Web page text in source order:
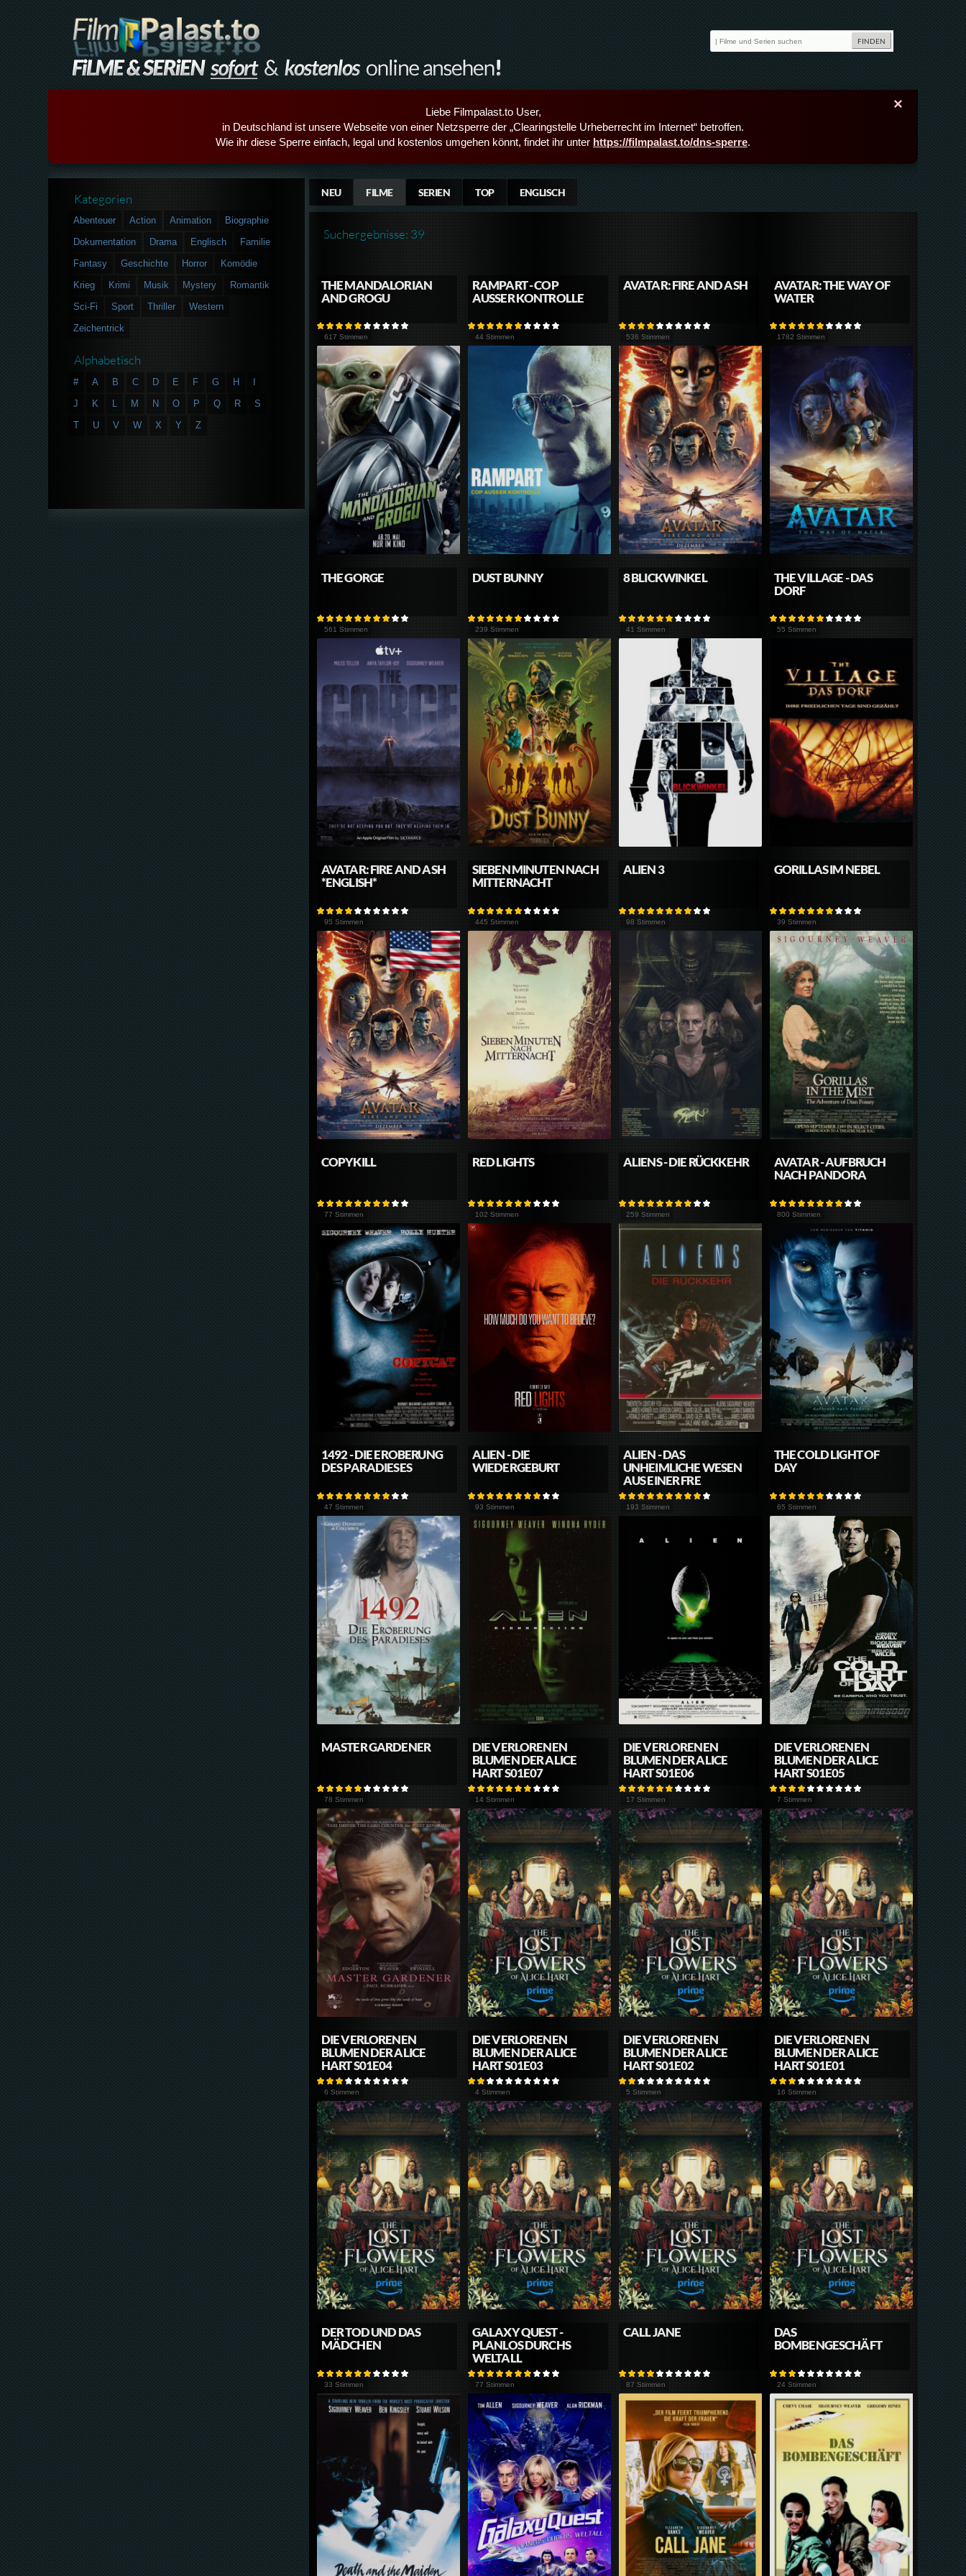
×
Liebe Filmpalast.to User,
in Deutschland ist unsere Webseite von einer Netzsperre der „Clearingstelle Urheberrecht im Internet“ betroffen.
Wie ihr diese Sperre einfach, legal und kostenlos umgehen könnt, findet ihr unter https://filmpalast.to/dns-sperre.
NEU FILME SERIEN TOP ENGLISCH
Suchergebnisse: 39
THE MANDALORIAN
AND GROGU
617 Stimmen
RAMPART - COP
AUSSER KONTROLLE
44 Stimmen
AVATAR: FIRE AND ASH
536 Stimmen
AVATAR: THE WAY OF
WATER
1782 Stimmen
THE GORGE
561 Stimmen
DUST BUNNY
239 Stimmen
8 BLICKWINKEL
41 Stimmen
THE VILLAGE - DAS
DORF
55 Stimmen
AVATAR: FIRE AND ASH
*ENGLISH*
95 Stimmen
SIEBEN MINUTEN NACH
MITTERNACHT
445 Stimmen
ALIEN 3
98 Stimmen
GORILLAS IM NEBEL
39 Stimmen
COPYKILL
77 Stimmen
RED LIGHTS
102 Stimmen
ALIENS - DIE RÜCKKEHR
259 Stimmen
AVATAR - AUFBRUCH
NACH PANDORA
800 Stimmen
1492 - DIE EROBERUNG
DES PARADIESES
47 Stimmen
ALIEN - DIE
WIEDERGEBURT
93 Stimmen
ALIEN - DAS
UNHEIMLICHE WESEN
AUS EINER FRE
193 Stimmen
THE COLD LIGHT OF
DAY
65 Stimmen
MASTER GARDENER
78 Stimmen
DIE VERLORENEN
BLUMEN DER ALICE
HART S01E07
14 Stimmen
DIE VERLORENEN
BLUMEN DER ALICE
HART S01E06
17 Stimmen
DIE VERLORENEN
BLUMEN DER ALICE
HART S01E05
7 Stimmen
DIE VERLORENEN
BLUMEN DER ALICE
HART S01E04
6 Stimmen
DIE VERLORENEN
BLUMEN DER ALICE
HART S01E03
4 Stimmen
DIE VERLORENEN
BLUMEN DER ALICE
HART S01E02
5 Stimmen
DIE VERLORENEN
BLUMEN DER ALICE
HART S01E01
16 Stimmen
DER TOD UND DAS
MÄDCHEN
33 Stimmen
GALAXY QUEST -
PLANLOS DURCHS
WELTALL
77 Stimmen
CALL JANE
87 Stimmen
DAS
BOMBENGESCHÄFT
24 Stimmen
Kategorien
Abenteuer Action Animation
Biographie
Dokumentation
Drama Englisch
Familie
Fantasy
Geschichte Horror
Komödie
Krieg
Krimi Musik Mystery
Romantik
Sci-Fi
Sport Thriller
Western
Zeichentrick
Alphabetisch
# A B C D E F G H
J
K L M N O P Q R
S
T
U V W X Y Z